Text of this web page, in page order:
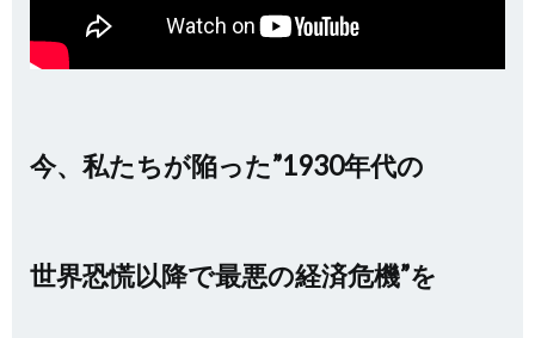
今、私たちが陥った”1930年代の
世界恐慌以降で最悪の経済危機”を